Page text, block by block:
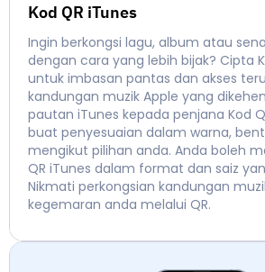
Kod QR iTunes
Ingin berkongsi lagu, album atau
dengan cara yang lebih bijak? Cipta
untuk imbasan pantas dan akses
kandungan muzik Apple yang
pautan iTunes kepada penjana Kod
buat penyesuaian dalam warna,
mengikut pilihan anda. Anda boleh
QR iTunes dalam format dan saiz
Nikmati perkongsian kandungan
kegemaran anda melalui QR.